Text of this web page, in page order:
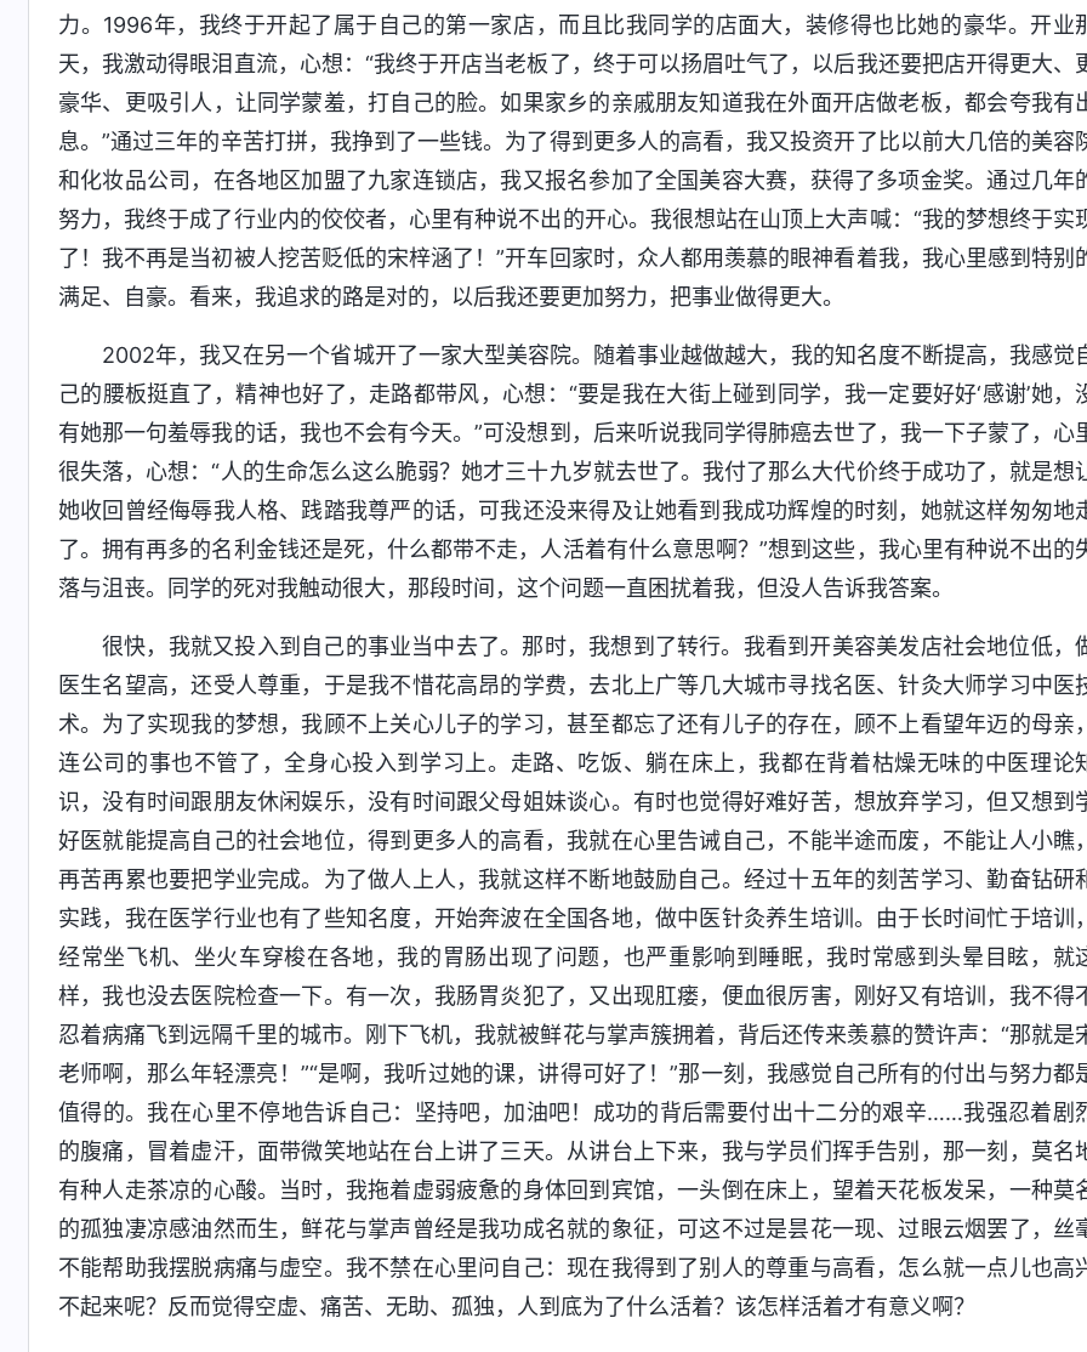
力。1996年，我终于开起了属于自己的第一家店，而且比我同学的店面大，装修得也比她的豪华。开业
天，我激动得眼泪直流，心想：“我终于开店当老板了，终于可以扬眉吐气了，以后我还要把店开得更大、
豪华、更吸引人，让同学蒙羞，打自己的脸。如果家乡的亲戚朋友知道我在外面开店做老板，都会夸我有
息。”通过三年的辛苦打拼，我挣到了一些钱。为了得到更多人的高看，我又投资开了比以前大几倍的美容
和化妆品公司，在各地区加盟了九家连锁店，我又报名参加了全国美容大赛，获得了多项金奖。通过几年
努力，我终于成了行业内的佼佼者，心里有种说不出的开心。我很想站在山顶上大声喊：“我的梦想终于实
了！我不再是当初被人挖苦贬低的宋梓涵了！”开车回家时，众人都用羡慕的眼神看着我，我心里感到特别
满足、自豪。看来，我追求的路是对的，以后我还要更加努力，把事业做得更大。
2002年，我又在另一个省城开了一家大型美容院。随着事业越做越大，我的知名度不断提高，我感觉
己的腰板挺直了，精神也好了，走路都带风，心想：“要是我在大街上碰到同学，我一定要好好‘感谢’她，
有她那一句羞辱我的话，我也不会有今天。”可没想到，后来听说我同学得肺癌去世了，我一下子蒙了，心
很失落，心想：“人的生命怎么这么脆弱？她才三十九岁就去世了。我付了那么大代价终于成功了，就是想
她收回曾经侮辱我人格、践踏我尊严的话，可我还没来得及让她看到我成功辉煌的时刻，她就这样匆匆地
了。拥有再多的名利金钱还是死，什么都带不走，人活着有什么意思啊？”想到这些，我心里有种说不出的
落与沮丧。同学的死对我触动很大，那段时间，这个问题一直困扰着我，但没人告诉我答案。
很快，我就又投入到自己的事业当中去了。那时，我想到了转行。我看到开美容美发店社会地位低，
医生名望高，还受人尊重，于是我不惜花高昂的学费，去北上广等几大城市寻找名医、针灸大师学习中医
术。为了实现我的梦想，我顾不上关心儿子的学习，甚至都忘了还有儿子的存在，顾不上看望年迈的母亲，
连公司的事也不管了，全身心投入到学习上。走路、吃饭、躺在床上，我都在背着枯燥无味的中医理论
识，没有时间跟朋友休闲娱乐，没有时间跟父母姐妹谈心。有时也觉得好难好苦，想放弃学习，但又想到
好医就能提高自己的社会地位，得到更多人的高看，我就在心里告诫自己，不能半途而废，不能让人小瞧，
再苦再累也要把学业完成。为了做人上人，我就这样不断地鼓励自己。经过十五年的刻苦学习、勤奋钻研
实践，我在医学行业也有了些知名度，开始奔波在全国各地，做中医针灸养生培训。由于长时间忙于培训，
经常坐飞机、坐火车穿梭在各地，我的胃肠出现了问题，也严重影响到睡眠，我时常感到头晕目眩，就
样，我也没去医院检查一下。有一次，我肠胃炎犯了，又出现肛瘘，便血很厉害，刚好又有培训，我不得
忍着病痛飞到远隔千里的城市。刚下飞机，我就被鲜花与掌声簇拥着，背后还传来羡慕的赞许声：“那就是
老师啊，那么年轻漂亮！”“是啊，我听过她的课，讲得可好了！”那一刻，我感觉自己所有的付出与努力都
值得的。我在心里不停地告诉自己：坚持吧，加油吧！成功的背后需要付出十二分的艰辛……我强忍着剧
的腹痛，冒着虚汗，面带微笑地站在台上讲了三天。从讲台上下来，我与学员们挥手告别，那一刻，莫名
有种人走茶凉的心酸。当时，我拖着虚弱疲惫的身体回到宾馆，一头倒在床上，望着天花板发呆，一种莫
的孤独凄凉感油然而生，鲜花与掌声曾经是我功成名就的象征，可这不过是昙花一现、过眼云烟罢了，丝
不能帮助我摆脱病痛与虚空。我不禁在心里问自己：现在我得到了别人的尊重与高看，怎么就一点儿也高
不起来呢？反而觉得空虚、痛苦、无助、孤独，人到底为了什么活着？该怎样活着才有意义啊？